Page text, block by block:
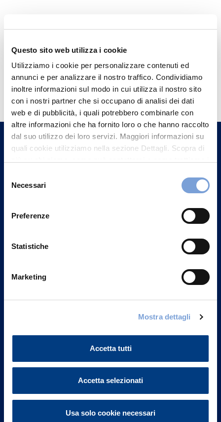
Questo sito web utilizza i cookie
Utilizziamo i cookie per personalizzare contenuti ed
annunci e per analizzare il nostro traffico. Condividiamo
inoltre informazioni sul modo in cui utilizza il nostro sito
con i nostri partner che si occupano di analisi dei dati
web e di pubblicità, i quali potrebbero combinarle con
altre informazioni che ha fornito loro o che hanno raccolto
dal suo utilizzo dei loro servizi. Maggiori informazioni su
quali cookie utilizziamo nella sezione Dettagli. Scopra di
può trovare nel footer del sito nella sezione "Informativa
delNecessari
Preferenze
Statistiche
Marketing
Mostra dettagli
Accetta tutti
Accetta selezionati
Usa solo cookie necessari
Hai bisogno di
informazioni?
Trova l'Agenzia più vicina a te e parla con
un nostro Agente.
FAQ
Governance
Investor Relations